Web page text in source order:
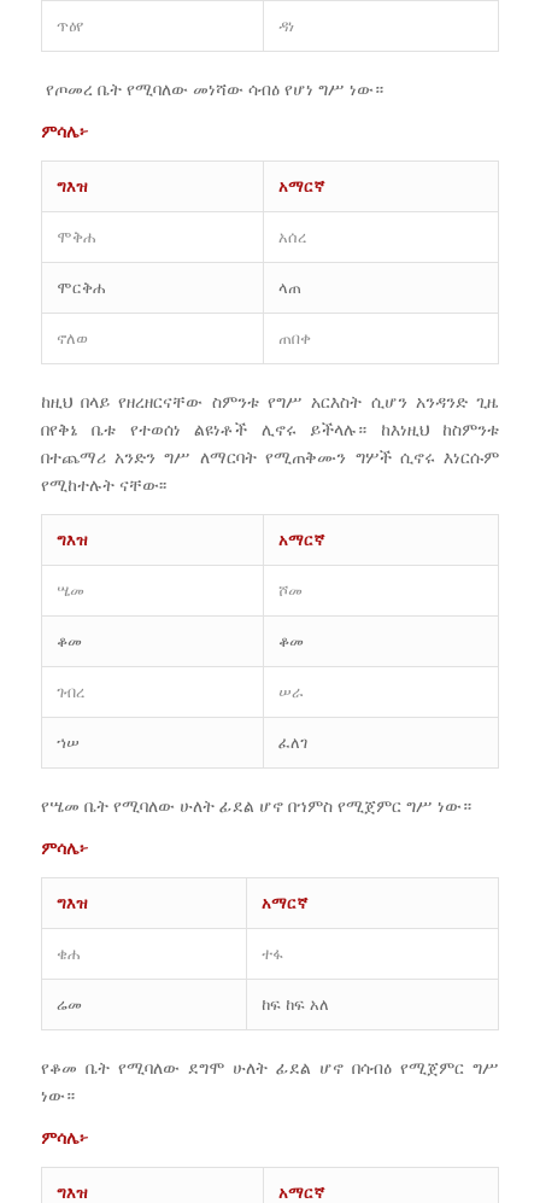
ጥዕየ ዳነ
የጦመረ ቤት የሚባለው መነሻው ሳብዕ የሆነ ግሥ ነው።
ምሳሌ፦
ግእዝ አማርኛ
ሞቅሐ አሰረ
ሞርቅሐ ላጠ
ኖለወ ጠበቀ
ከዚህ በላይ የዘረዘርናቸው ስምንቱ የግሥ አርእስት ሲሆን አንዳንድ ጊዜ
በየቅኔ ቤቱ የተወሰነ ልዩነቶች ሊኖሩ ይችላሉ። ከእነዚህ ከስምንቱ
በተጨማሪ አንድን ግሥ ለማርባት የሚጠቅሙን ግሦች ሲኖሩ እነርሱም
የሚከተሉት ናቸው፡፡
ግእዝ አማርኛ
ሤመ ሾመ
ቆመ ቆመ
ገብረ ሠራ
ኀሠ ፈለገ
የሤመ ቤት የሚባለው ሁለት ፊደል ሆኖ በኀምስ የሚጀምር ግሥ ነው።
ምሳሌ፦
ግእዝ አማርኛ
ቄሐ ተፋ
ሬመ ከፍ ከፍ አለ
የቆመ ቤት የሚባለው ደግሞ ሁለት ፊደል ሆኖ በሳብዕ የሚጀምር ግሥ
ነው።
ምሳሌ፦
ግእዝ አማርኛ